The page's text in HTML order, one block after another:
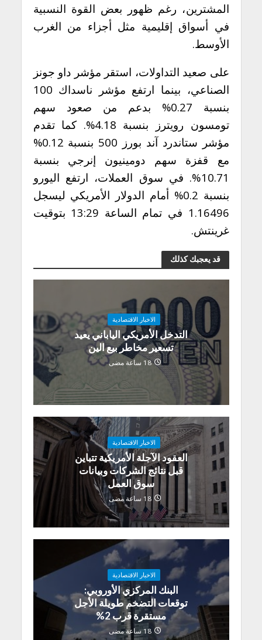
المشترين، رغم ظهور بعض القوة النسبية
في أسواق إقليمية مثل أجزاء من الغرب
الأوسط.
على صعيد التداولات، استقر مؤشر داو جونز
الصناعي، بينما ارتفع مؤشر ناسداك 100
بنسبة 0.27% بدعم من صعود سهم
تومسون رويترز بنسبة 4.18%. كما تقدم
مؤشر ستاندرد آند بورز 500 بنسبة 0.12%
مع قفزة سهم دومينيون إنرجي بنسبة
10.71%. في سوق العملات، ارتفع اليورو
بنسبة 0.2% أمام الدولار الأمريكي ليسجل
1.16496 في تمام الساعة 13:29 بتوقيت
غرينتش.
قد يعجبك كذلك
الاخبار الاقتصادية
التدخل الأمريكي الياباني يعيد
تسعير مخاطر بيع الين
18 ساعة مضى
الاخبار الاقتصادية
العقود الآجلة الأمريكية تتباين
قبل نتائج الشركات وبيانات
سوق العمل
18 ساعة مضى
الاخبار الاقتصادية
البنك المركزي الأوروبي:
توقعات التضخم طويلة الأجل
مستقرة قرب 2%
18 ساعة مضى